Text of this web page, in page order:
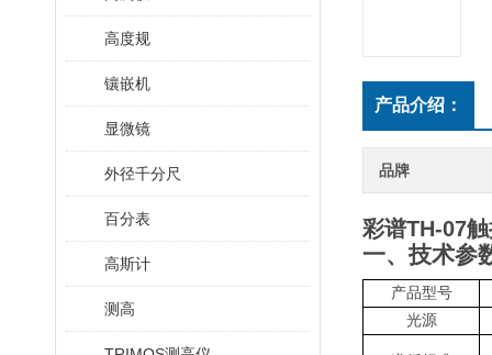
高度规
镶嵌机
显微镜
外径千分尺
百分表
高斯计
测高
产品介绍：
品牌
彩谱TH-07
一、技术参
产品型号
光源